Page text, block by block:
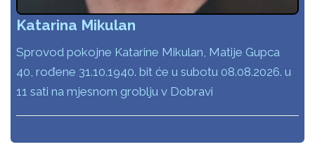
Katarina Mikulan
Sprovod pokojne Katarine Mikulan, Matije Gupca
40, rođene 31.10.1940. bit će u subotu 08.08.2026. u
11 sati na mjesnom groblju v Dobravi